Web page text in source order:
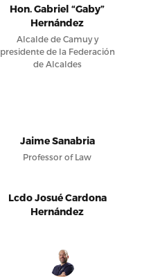
Hon. Gabriel “Gaby”
Hernández
Alcalde de Camuy y
presidente de la Federación
de Alcaldes
Jaime Sanabria
Professor of Law
Lcdo Josué Cardona
Hernández